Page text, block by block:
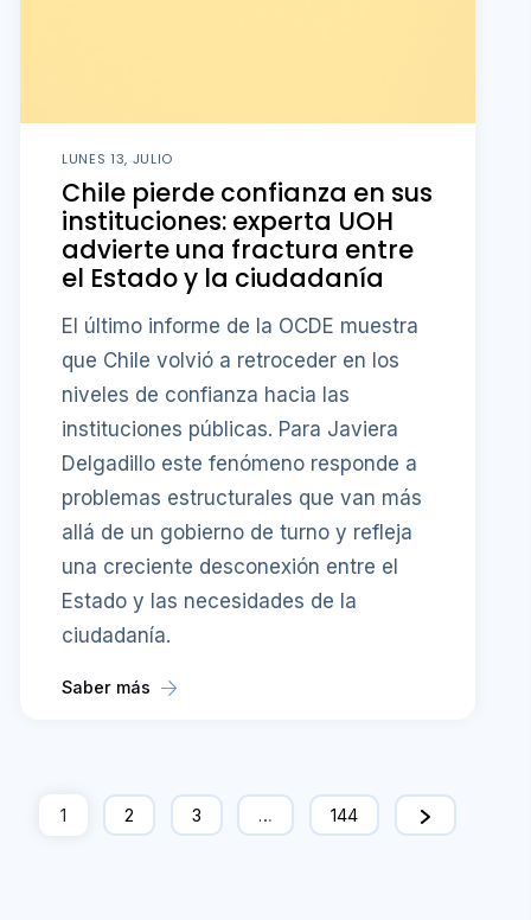
LUNES 13, JULIO
Chile pierde confianza en sus
instituciones: experta UOH
advierte una fractura entre
el Estado y la ciudadanía
El último informe de la OCDE muestra
que Chile volvió a retroceder en los
niveles de confianza hacia las
instituciones públicas. Para Javiera
Delgadillo este fenómeno responde a
problemas estructurales que van más
allá de un gobierno de turno y refleja
una creciente desconexión entre el
Estado y las necesidades de la
ciudadanía.
Saber más
1 2 3 … 144